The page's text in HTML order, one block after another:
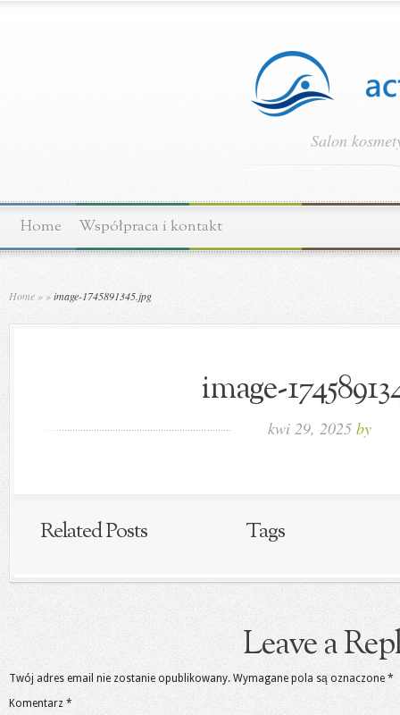
Salon
Home Współpraca i kontakt
Home » »image-1745891345.jpg
image-
kwi 29, 2025 by
Related Posts Tags
Leave a
Twój adres email nie zostanie opublikowany. Wymagane pola są oznaczone *
Komentarz *